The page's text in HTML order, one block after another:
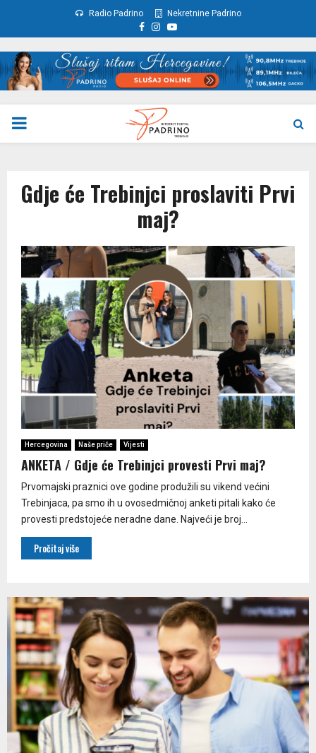
Radio Padrino Nekretnine Padrino
Facebook
Instagram
Youtube
PRIMARY
Gdje će Trebinjci proslaviti Prvi
maj?
Hercegovina Naše priče Vijesti
ANKETA / Gdje će Trebinjci provesti Prvi maj?
Prvomajski praznici ove godine produžili su vikend većini
Trebinjaca, pa smo ih u ovosedmičnoj anketi pitali kako će
provesti predstojeće neradne dane. Najveći je broj...
Pročitaj više